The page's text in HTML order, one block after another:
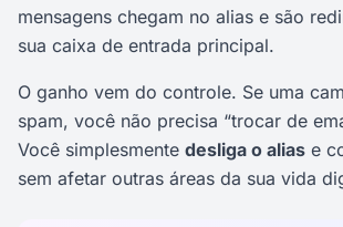
mensagens chegam no alias e são
sua caixa de entrada principal.
O ganho vem do controle. Se uma
spam, você não precisa “trocar de
Você simplesmente desliga o alias e
sem afetar outras áreas da sua vida